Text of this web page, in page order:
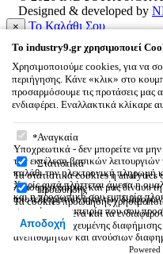
Designed & developed by
× Το Καλάθι Σου
0
Βάλε κάτι στο καλάθι σου
To industry9.gr χρησιμοποιεί
Χρησιμοποιούμε cookies, για να
περιήγησης. Κάνε «κλικ» στο
προσαρμόσουμε τις προτάσεις μας
ενδιαφέρει. Εναλλακτικά κλίκαρε
To
Αναγκαία
Υποχρεωτικά - δεν μπορείτε να
την εκτέλεση βασικών
καλάθι την ηλεκτρονική πληρωμή
Χωρίς αυτά πλήττεται άμεσα η
και η προσωπική σου εμπειρία
Στατιστικά
Τα στατιστικά cookies ή analytics
λειτουργικότητας και μας δίνουν
αποτελεσματικότητα των
συνεχώς την εμπειρία που σου
Προώθησης
Τα cookies προώθησης
σχετικές με εσένα και τα
αποστολή στοχευμένης
ανεπιθύμητων και ανούσιων
Αποδοχή
Powered